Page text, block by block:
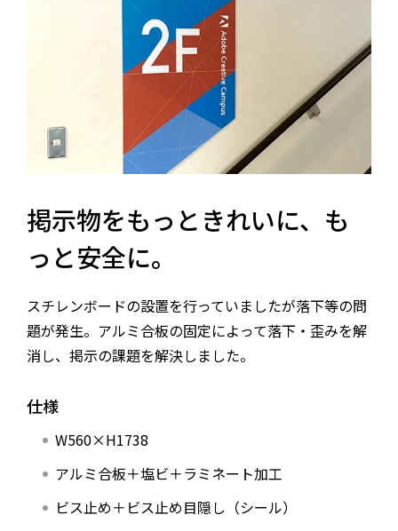
レンタルサーバー
スマホアプリ
ノベルティ
求人情報
企業情報
職場体験
アクセスマップ
CSRビジョン
情報セキュリティ
コンプライアンス規定
掲示物をもっときれいに、も
っと安全に。
スチレンボードの設置を行っていましたが落下等の問
題が発生。アルミ合板の固定によって落下・歪みを解
消し、掲示の課題を解決しました。
仕様
W560×H1738
アルミ合板＋塩ビ＋ラミネート加工
ビス止め＋ビス止め目隠し（シール）